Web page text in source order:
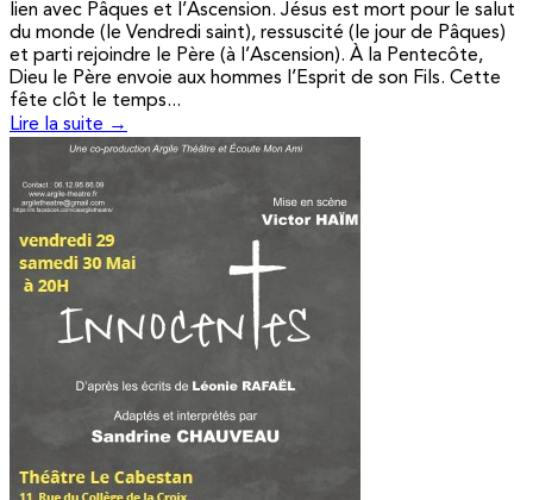
lien avec Pâques et l’Ascension. Jésus est mort pour le salut
du monde (le Vendredi saint), ressuscité (le jour de Pâques)
et parti rejoindre le Père (à l’Ascension). À la Pentecôte,
Dieu le Père envoie aux hommes l’Esprit de son Fils. Cette
fête clôt le temps...
Lire la suite →